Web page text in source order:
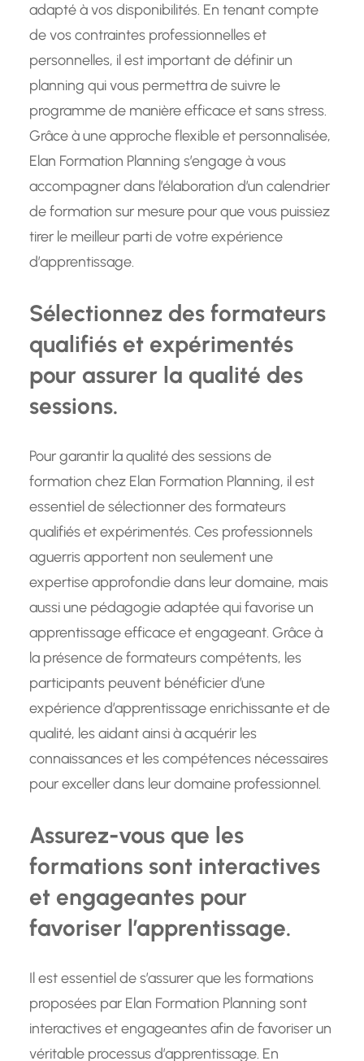
adapté à vos disponibilités. En tenant compte
de vos contraintes professionnelles et
personnelles, il est important de définir un
planning qui vous permettra de suivre le
programme de manière efficace et sans stress.
Grâce à une approche flexible et personnalisée,
Elan Formation Planning s’engage à vous
accompagner dans l’élaboration d’un calendrier
de formation sur mesure pour que vous puissiez
tirer le meilleur parti de votre expérience
d’apprentissage.
Sélectionnez des formateurs
qualifiés et expérimentés
pour assurer la qualité des
sessions.
Pour garantir la qualité des sessions de
formation chez Elan Formation Planning, il est
essentiel de sélectionner des formateurs
qualifiés et expérimentés. Ces professionnels
aguerris apportent non seulement une
expertise approfondie dans leur domaine, mais
aussi une pédagogie adaptée qui favorise un
apprentissage efficace et engageant. Grâce à
la présence de formateurs compétents, les
participants peuvent bénéficier d’une
expérience d’apprentissage enrichissante et de
qualité, les aidant ainsi à acquérir les
connaissances et les compétences nécessaires
pour exceller dans leur domaine professionnel.
Assurez-vous que les
formations sont interactives
et engageantes pour
favoriser l’apprentissage.
Il est essentiel de s’assurer que les formations
proposées par Elan Formation Planning sont
interactives et engageantes afin de favoriser un
véritable processus d’apprentissage. En